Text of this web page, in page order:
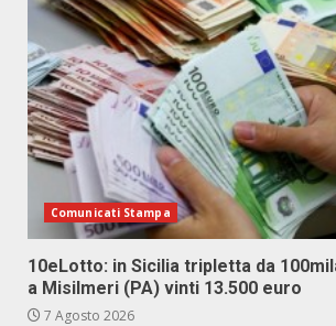
Comunicati Stampa
10eLotto: in Sicilia tripletta da
a Misilmeri (PA) vinti 13.500 euro
7 Agosto 2026